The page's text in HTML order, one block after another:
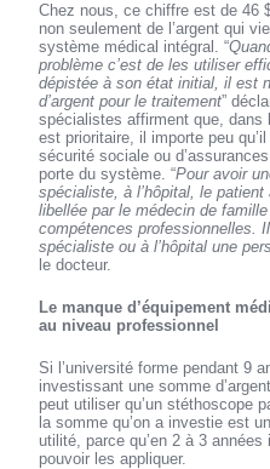
Chez nous, ce chiffre est de 46
non seulement de l’argent qui
système médical intégral. “
problème c’est de les utiliser
dépistée à son état initial, il est
d’argent pour le traitement”
spécialistes affirment que, dans
est prioritaire, il importe peu
sécurité sociale ou
porte du système. “Pour avoir
spécialiste, à l’hôpital, le patient
libellée par le médecin de
compétences professionnelles.
spécialiste ou à l’hôpital une
le docteur.
Le manque d’équipement
au niveau professionnel
Si l’université forme pendant 9
investissant une somme
peut utiliser qu’un stéthoscope
la somme qu’on a investie est
utilité, parce qu’en 2 à 3
pouvoir les appliquer.